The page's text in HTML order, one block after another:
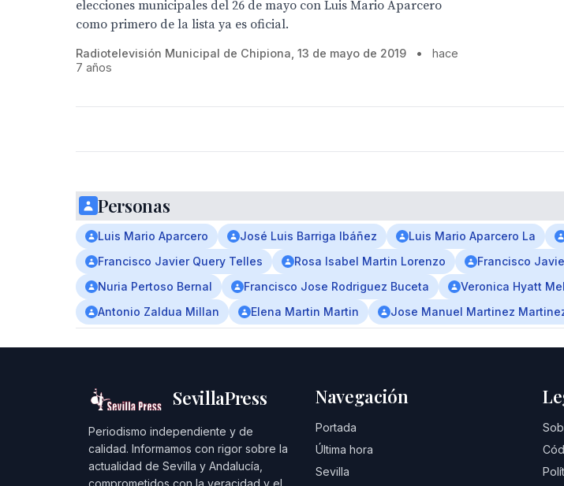
elecciones municipales del 26 de mayo con Luis Mario Aparcero
como primero de la lista ya es oficial.
Radiotelevisión Municipal de Chipiona, 13 de mayo de 2019 •
hace
7 años
Personas
Luis Mario Aparcero José Luis Barriga Ibáñez Luis Mario Aparcero La
Francisco Javier Query Telles
Rosa Isabel Martin Lorenzo Francisco
Nuria Pertoso Bernal
Francisco Jose Rodriguez Buceta Veronica Hyatt
Antonio Zaldua Millan
Elena Martin Martin Jose Manuel Martinez
SevillaPress
Periodismo independiente y de
calidad. Informamos con rigor sobre la
actualidad de Sevilla y Andalucía,
comprometidos con la veracidad y el
Navegación
Portada
Última hora
Sevilla